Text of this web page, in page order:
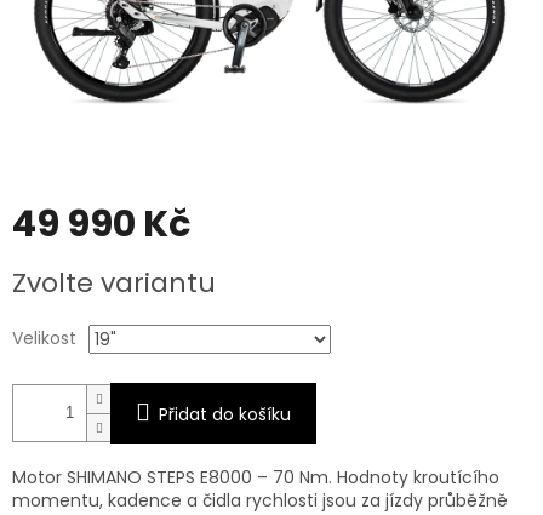
49 990 Kč
cena:
Zvolte variantu
Velikost
Přidat do košíku
Motor SHIMANO STEPS E8000 – 70 Nm. Hodnoty kroutícího
momentu, kadence a čidla rychlosti jsou za jízdy průběžně